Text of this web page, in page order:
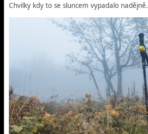
Chvilky kdy to se sluncem vypadalo nadějně.